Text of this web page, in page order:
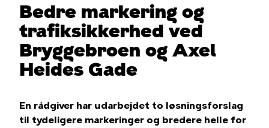
Bedre markering og
trafiksikkerhed ved
Bryggebroen og Axel
Heides Gade
En rådgiver har udarbejdet to løsningsforslag
til tydeligere markeringer og bredere helle for